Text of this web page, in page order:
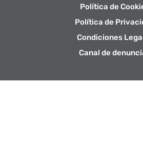
Política de
Política de
Condiciones
Canal de